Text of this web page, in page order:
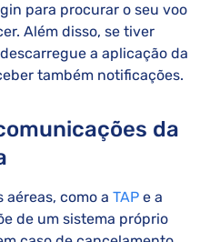
para procurar o seu voo
Além disso, se tiver
a aplicação da
também notificações.
da
como a TAP e a
de um sistema próprio